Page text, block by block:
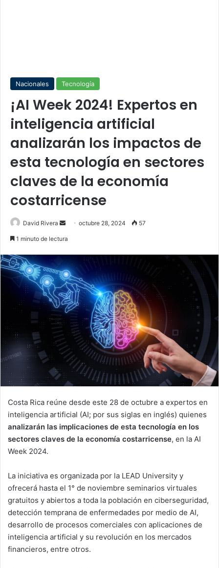
Nacionales Tecnología
¡AI Week 2024! Expertos en
inteligencia artificial
analizarán los impactos de
esta tecnología en sectores
claves de la economía
costarricense
David Rivera
Sendoctubre 28, 2024 57
1 minuto de lectura
Costa Rica reúne desde este 28 de octubre a expertos en
inteligencia artificial (AI; por sus siglas en inglés) quienes
analizarán las implicaciones de esta tecnología en los
sectores claves de la economía costarricense, en la AI
Week 2024.
La iniciativa es organizada por la LEAD University y
ofrecerá hasta el 1° de noviembre seminarios virtuales
gratuitos y abiertos a toda la población en ciberseguridad,
detección temprana de enfermedades por medio de AI,
desarrollo de procesos comerciales con aplicaciones de
inteligencia artificial y su revolución en los mercados
financieros, entre otros.